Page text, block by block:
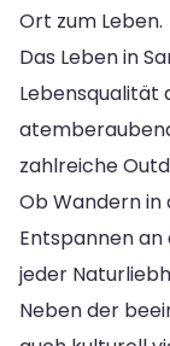
Ort zum Leben.
Das Leben in
Lebensqualität
zahlreiche
Ob Wandern in
Entspannen
jeder
Neben der